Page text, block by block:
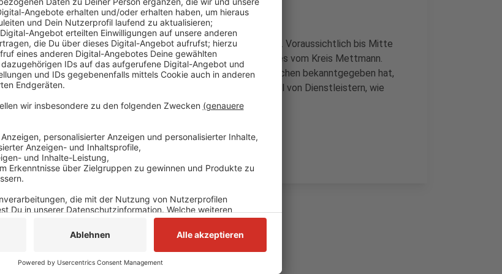
In den meisten wurde auch schon die zweite Impfung verabreicht. Voraussichtlich bis Mitte
April werden alle Einrichtungen im Kreis durchgeimpft sein, heißt es vom Kreis Mettmann.
Nachdem das Land die Impfstofflieferungen für die nächsten Wochen bekanntgegeben hat,
plant der Kreis die Impfung weiterer Berufsgruppen - zum Beispiel von Dienstleistern, wie
etwa Friseuren.